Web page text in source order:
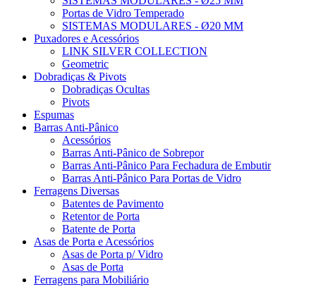
Portas de Vidro Temperado
SISTEMAS MODULARES - Ø20 MM
Puxadores e Acessórios
LINK SILVER COLLECTION
Geometric
Dobradiças & Pivots
Dobradiças Ocultas
Pivots
Espumas
Barras Anti-Pânico
Acessórios
Barras Anti-Pânico de Sobrepor
Barras Anti-Pânico Para Fechadura de Embutir
Barras Anti-Pânico Para Portas de Vidro
Ferragens Diversas
Batentes de Pavimento
Retentor de Porta
Batente de Porta
Asas de Porta e Acessórios
Asas de Porta p/ Vidro
Asas de Porta
Ferragens para Mobiliário